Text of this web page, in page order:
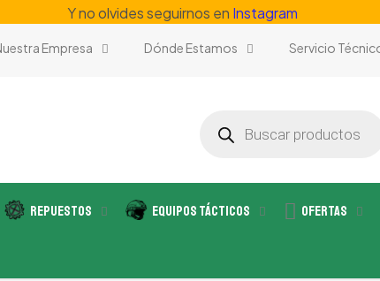
Y no olvides seguirnos en Instagram
Empresa Dónde Estamos Servicio
productos
Repuestos Equipos Tácticos Ofertas